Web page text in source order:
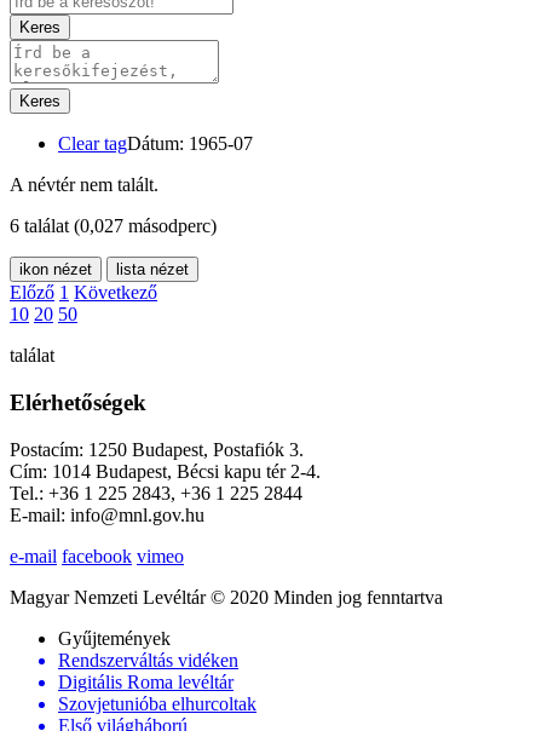
Keres
Keres
Clear tagDátum: 1965-07
A névtér nem talált.
6 találat (0,027 másodperc)
ikon nézet lista nézet
Előző 1 Következő
10 20 50
találat
Elérhetőségek
Postacím: 1250 Budapest, Postafiók 3.
Cím: 1014 Budapest, Bécsi kapu tér 2-4.
Tel.: +36 1 225 2843, +36 1 225 2844
E-mail: info@mnl.gov.hu
e-mail facebook vimeo
Magyar Nemzeti Levéltár © 2020 Minden jog fenntartva
Gyűjtemények
Rendszerváltás vidéken
Digitális Roma levéltár
Szovjetunióba elhurcoltak
Első világháború